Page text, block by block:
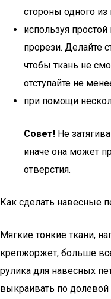
стороны одного из
используя
прорези. Делайте
чтобы ткань не
отступайте не
при помощи
Совет! Не
иначе она может
отверстия.
Как сделать навесные
Мягкие тонкие ткани,
крепжоржет, больше
рулика для навесных
выкраивать по долевой